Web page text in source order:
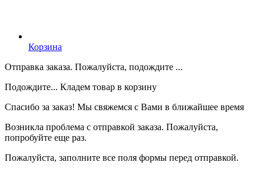
Корзина
Отправка заказа. Пожалуйста, подождите ...
Подождите... Кладем товар в корзину
Спасибо за заказ! Мы свяжемся с Вами в ближайшее время
Возникла проблема с отправкой заказа. Пожалуйста,
попробуйте еще раз.
Пожалуйста, заполните все поля формы перед отправкой.